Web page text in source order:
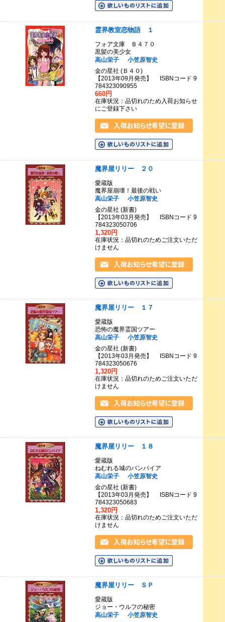
霊界教室恋物語 １
フォア文庫 Ｂ４７０
黒髪の美少女
高山栄子
小笠原智史
金の星社 (Ｂ４０)
【2013年09月発売】 ISBNコード 9
784323090955
660円
在庫状況：品切れのため入荷お知らせ
にご登録下さい
魔界屋リリー ２０
愛蔵版
魔界屋崩壊！最後の戦い
高山栄子
小笠原智史
金の星社 (新書)
【2013年03月発売】 ISBNコード 9
784323050706
1,320円
在庫状況：品切れのためご注文いただ
けません
魔界屋リリー １７
愛蔵版
恐怖の魔界霊国ツアー
高山栄子
小笠原智史
金の星社 (新書)
【2013年03月発売】 ISBNコード 9
784323050676
1,320円
在庫状況：品切れのためご注文いただ
けません
魔界屋リリー １８
愛蔵版
ねむれる城のバンパイア
高山栄子
小笠原智史
金の星社 (新書)
【2013年03月発売】 ISBNコード 9
784323050683
1,320円
在庫状況：品切れのためご注文いただ
けません
魔界屋リリー ＳＰ
愛蔵版
ジョー・ウルフの秘密
高山栄子
小笠原智史